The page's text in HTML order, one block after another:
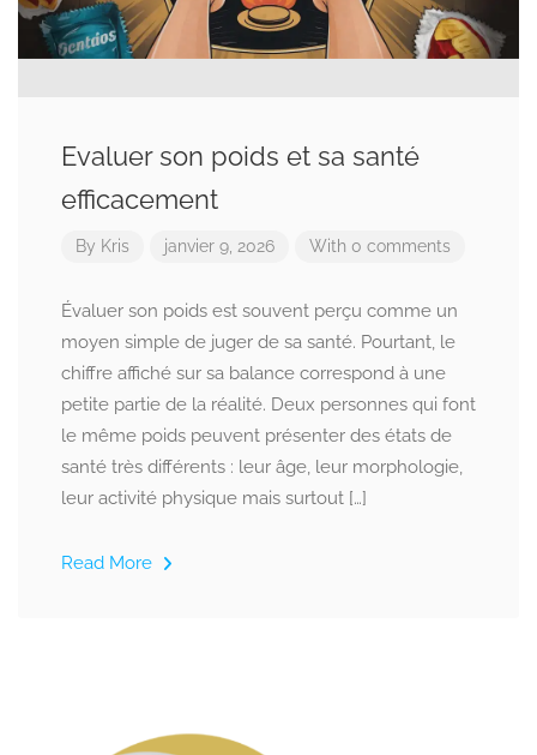
Evaluer son poids et sa santé
efficacement
By Kris janvier 9, 2026 With 0 comments
Évaluer son poids est souvent perçu comme un
moyen simple de juger de sa santé. Pourtant, le
chiffre affiché sur sa balance correspond à une
petite partie de la réalité. Deux personnes qui font
le même poids peuvent présenter des états de
santé très différents : leur âge, leur morphologie,
leur activité physique mais surtout […]
Read More